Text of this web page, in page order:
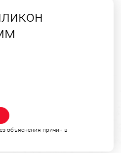
объяснения причин в